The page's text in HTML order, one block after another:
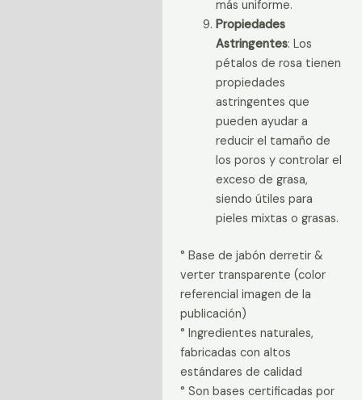
más uniforme.
Propiedades
Astringentes: Los
pétalos de rosa tienen
propiedades
astringentes que
pueden ayudar a
reducir el tamaño de
los poros y controlar el
exceso de grasa,
siendo útiles para
pieles mixtas o grasas.
° Base de jabón derretir &
verter transparente (color
referencial imagen de la
publicación)
° Ingredientes naturales,
fabricadas con altos
estándares de calidad
° Son bases certificadas por